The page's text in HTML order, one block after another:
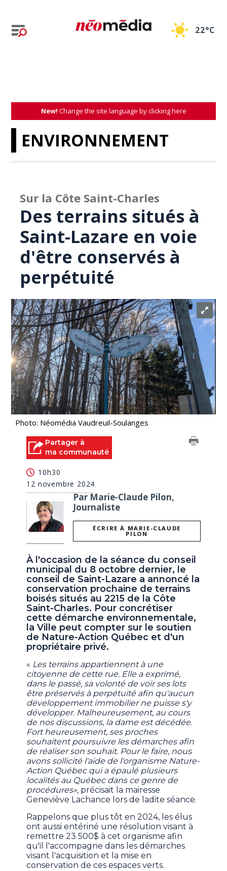
22°C
New! Change the site language by clicking here
ENVIRONNEMENT
Sur la Côte Saint-Charles
Des terrains situés à
Saint-Lazare en voie
d'être conservés à
perpétuité
Photo: Néomédia Vaudreuil-Soulanges
Partager à
ma communauté
10h30
12 novembre 2024
Par Marie-Claude Pilon,
Journaliste
ÉCRIRE À MARIE-CLAUDE
PILON
À l'occasion de la séance du conseil
municipal du 8 octobre dernier, le
conseil de Saint-Lazare a annoncé la
conservation prochaine de terrains
boisés situés au 2215 de la Côte
Saint-Charles. Pour concrétiser
cette démarche environnementale,
la Ville peut compter sur le soutien
de Nature-Action Québec et d'un
propriétaire privé.
« Les terrains appartiennent à une
citoyenne de cette rue. Elle a exprimé,
dans le passé, sa volonté de voir ses lots
être préservés à perpétuité afin qu'aucun
développement immobilier ne puisse s'y
développer. Malheureusement, au cours
de nos discussions, la dame est décédée.
Fort heureusement, ses proches
souhaitent poursuivre les démarches afin
de réaliser son souhait. Pour le faire, nous
avons sollicité l'aide de l'organisme Nature-
Action Québec qui a épaulé plusieurs
localités au Québec dans ce genre de
procédures», précisait la mairesse
Geneviève Lachance lors de ladite séance.
Rappelons que plus tôt en 2024, les élus
ont aussi entériné une résolution visant à
remettre 23 500$ à cet organisme afin
qu'il l'accompagne dans les démarches
visant l'acquisition et la mise en
conservation de ces espaces verts.